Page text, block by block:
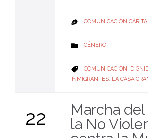
 COMUNICACIÓN
 CATEGORY
GÉNERO
 CATEGORY
COMUNICACIÓN ,
INMIGRANTES LA CASA
22
Marcha
la No